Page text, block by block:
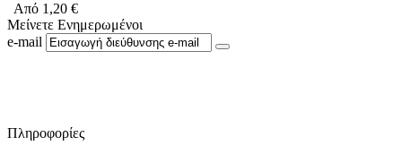
Από 1,20 €
Μείνετε Ενημερωμένοι
e-mail
Πληροφορίες